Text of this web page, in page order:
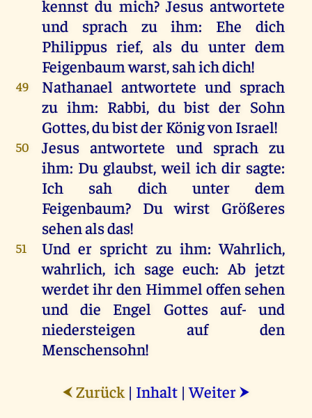
kennst du mich? Jesus antwortete
und
sprach zu ihm: Ehe
dich
Philippus rief, als du unter dem
Feigenbaumwarst,sahichdich!
49 Nathanael antwortete und sprach
zu ihm: Rabbi, du bist der Sohn
Gottes,dubistderKönigvonIsrael!
50 Jesus antwortete und sprach zu
ihm: Du glaubst,weil ich dir sagte:
Ich
sah dich unter
dem
Feigenbaum? Du wirst
Größeres
sehenalsdas!
51 Und er spricht zu ihm:Wahrlich,
wahrlich, ich sage euch:Ab jetzt
werdetihrden Himmel offen sehen
und die Engel Gottesauf-und
niedersteigen auf
den
Menschensohn!
⮜ Zurück | Inhalt |Weiter ⮞